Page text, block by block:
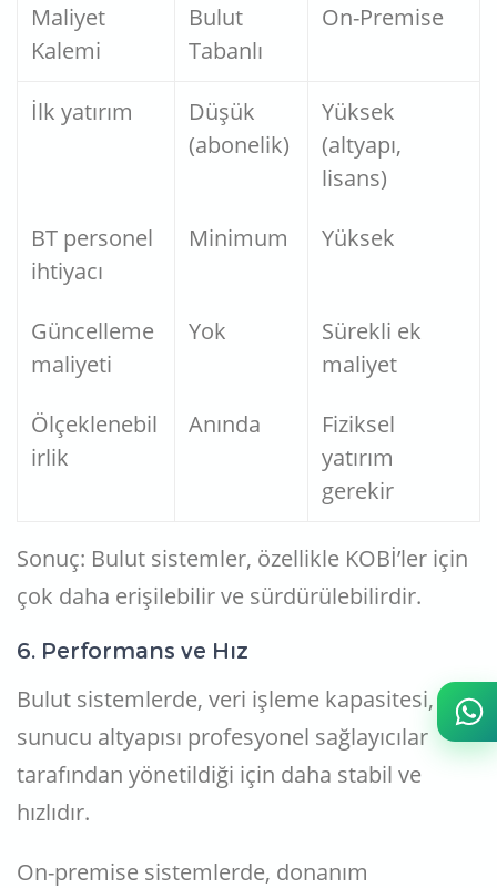
Maliyet
Kalemi
Bulut
Tabanlı
On-Premise
İlk yatırım
Düşük
(abonelik)
Yüksek
(altyapı,
lisans)
BT personel
ihtiyacı
Minimum Yüksek
Güncelleme
maliyeti
Yok
Sürekli ek
maliyet
Ölçeklenebil
irlik
Anında
Fiziksel
yatırım
gerekir
Sonuç: Bulut sistemler, özellikle KOBİ’ler için
çok daha erişilebilir ve sürdürülebilirdir.
6. Performans ve Hız
Bulut sistemlerde, veri işleme kapasitesi,
sunucu altyapısı profesyonel sağlayıcılar
tarafından yönetildiği için daha stabil ve
hızlıdır.
On-premise sistemlerde, donanım